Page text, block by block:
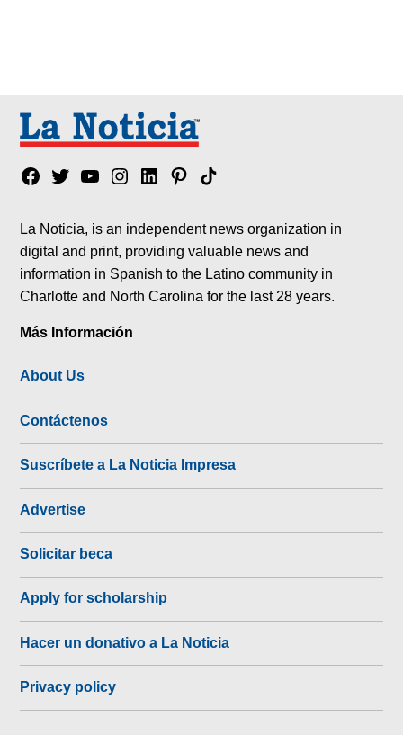
Facebook
TwitterYouTubeInstagram
LinkedinPinterest
Tik
La Noticia, is an independent news organization in
digital and print, providing valuable news and
information in Spanish to the Latino community in
Charlotte and North Carolina for the last 28 years.
Más Información
About Us
Contáctenos
Suscríbete a La Noticia Impresa
Advertise
Solicitar beca
Apply for scholarship
Hacer un donativo a La Noticia
Privacy policy